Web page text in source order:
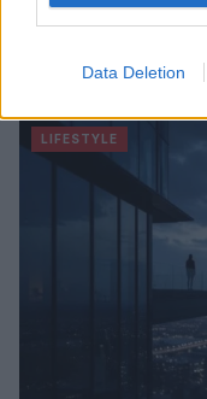
Data Deletion
Matteo Pellegrino · 9 Ago
LIFESTYLE